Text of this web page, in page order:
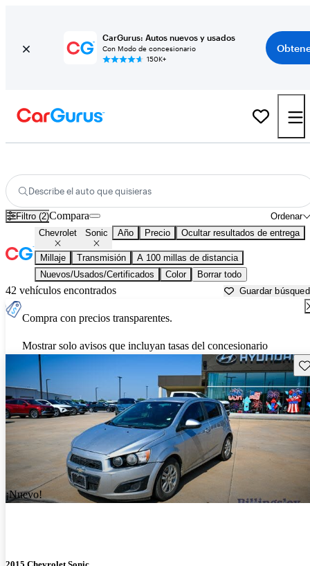
CarGurus: Autos nuevos y usados
Con Modo de concesionario
150K+
Describe el auto que quisieras
Filtro (2) Ordenar
Compara
Chevrolet Sonic Año Precio Ocultar resultados de entrega
Millaje Transmisión
A 100 millas de distancia
Nuevos/Usados/Certificados
Color Borrar todo
42 vehículos encontrados Guardar
Compra con precios transparentes.
Mostrar solo avisos que incluyan tasas del concesionario
¡Nuevo!